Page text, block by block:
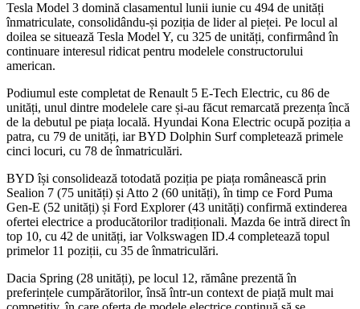
Tesla Model 3 domină clasamentul lunii iunie cu 494 de unități
înmatriculate, consolidându-și poziția de lider al pieței. Pe locul al
doilea se situează Tesla Model Y, cu 325 de unități, confirmând în
continuare interesul ridicat pentru modelele constructorului
american.
Podiumul este completat de Renault 5 E-Tech Electric, cu 86 de
unități, unul dintre modelele care și-au făcut remarcată prezența încă
de la debutul pe piața locală. Hyundai Kona Electric ocupă poziția a
patra, cu 79 de unități, iar BYD Dolphin Surf completează primele
cinci locuri, cu 78 de înmatriculări.
BYD își consolidează totodată poziția pe piața românească prin
Sealion 7 (75 unități) și Atto 2 (60 unități), în timp ce Ford Puma
Gen-E (52 unități) și Ford Explorer (43 unități) confirmă extinderea
ofertei electrice a producătorilor tradiționali. Mazda 6e intră direct în
top 10, cu 42 de unități, iar Volkswagen ID.4 completează topul
primelor 11 poziții, cu 35 de înmatriculări.
Dacia Spring (28 unități), pe locul 12, rămâne prezentă în
preferințele cumpărătorilor, însă într-un context de piață mult mai